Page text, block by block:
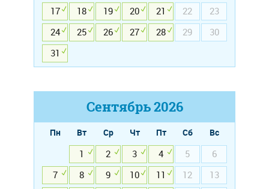
17
18 19 20 21 22
23
24
25 26 27 28 29
30
31
Сентябрь2026
Пн Вт Ср Чт Пт Сб
Вс
1
2 3 4 5
6
7
8 9 10 11 12
13